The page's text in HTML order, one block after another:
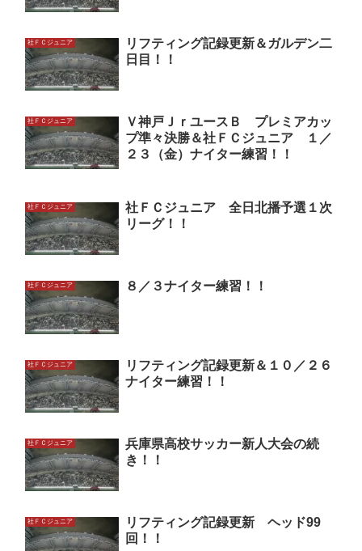
社ＦＣジュニア
リフティング記録更新＆ガルデン二
日目！！
社ＦＣジュニア
Ｖ神戸ＪｒユースＢ プレミアカッ
プ準々決勝＆社ＦＣジュニア １／
２３（金）ナイター練習！！
社ＦＣジュニア
社ＦＣジュニア 全日北播予選１次
リーグ！！
社ＦＣジュニア ８／３ナイター練習！！
社ＦＣジュニア
リフティング記録更新＆１０／２６
ナイター練習！！
社ＦＣジュニア
兵庫県高校サッカー新人大会の続
き！！
社ＦＣジュニア
リフティング記録更新 ヘッド99
回！！